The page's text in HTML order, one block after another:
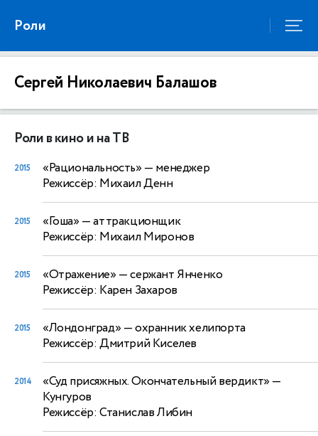
Роли
Сергей Николаевич Балашов
Роли в кино и на ТВ
2015 «Рациональность» — менеджер
Режиссёр: Михаил Денн
2015 «Гоша» — аттракционщик
Режиссёр: Михаил Миронов
2015 «Отражение» — сержант Янченко
Режиссёр: Карен Захаров
2015 «Лондонград» — охранник хелипорта
Режиссёр: Дмитрий Киселев
2014 «Суд присяжных. Окончательный вердикт» —
Кунгуров
Режиссёр: Станислав Либин